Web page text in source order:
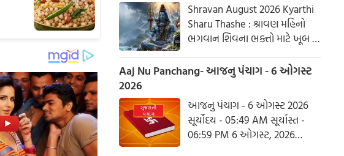
માટે શુભ માનવામાં આવે છે.
આપણી પરંપરાઓમાં, સ્ત્રીઓને
પ્રકૃતિનું સ્વરૂપ માનવામાં આવે છે.
સોમવાર રહેશે
Shravan August 2026 Kyarthi
Sharu Thashe : શ્રાવણ મહિનો
ભગવાન શિવના ભક્તો માટે ખૂબ જ
ખાસ છે. આ મહિનામાં ભગવાન
શિવની પૂજા કરવાથી ઈચ્છાઓ
ઝડપથી પૂર્ણ થાય છે. ધાર્મિક
માન્યતાઓ અનુસાર, ભગવાન શિવે
આ મહિનામાં દેવી પાર્વતીને પોતાની
પત્ની તરીકે સ્વીકાર્યા હતા. ચાલો
જાણીએ કે આ વર્ષે શ્રાવણમાં કેટલા
Aaj Nu Panchang- આજનુ પંચાગ - 6 ઓગસ્ટ
2026
આજનુ પંચાગ - 6 ઓગસ્ટ 2026
સૂર્યોદય - 05:49 AM સૂર્યાસ્ત -
06:59 PM 6 ઓગસ્ટ, 2026